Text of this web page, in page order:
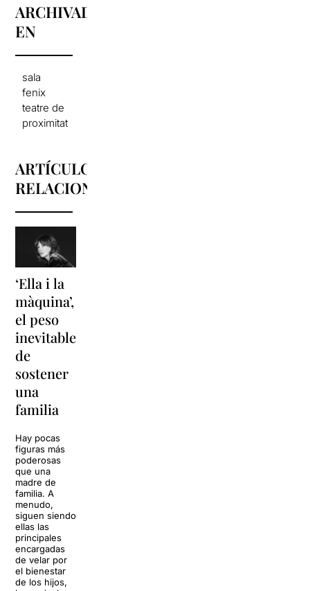
ARCHIVADO
EN
sala
fenix
teatre de
proximitat
ARTÍCULOS
RELACIONADOS
‘Ella i la
màquina’,
el peso
inevitable
de
sostener
una
familia
Hay pocas
figuras más
poderosas
que una
madre de
familia. A
menudo,
siguen siendo
ellas las
principales
encargadas
de velar por
el bienestar
de los hijos,